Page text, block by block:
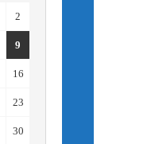
2
9
16
23
30